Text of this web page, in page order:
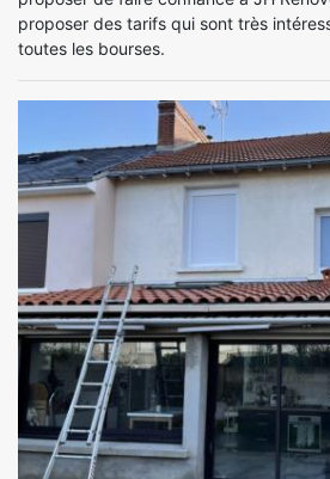
proposer des tarifs qui sont très
toutes les bourses.